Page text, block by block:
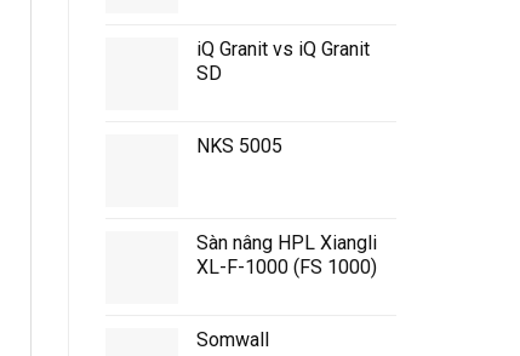
iQ Granit vs iQ Granit
SD
NKS 5005
Sàn nâng HPL Xiangli
XL-F-1000 (FS 1000)
Somwall